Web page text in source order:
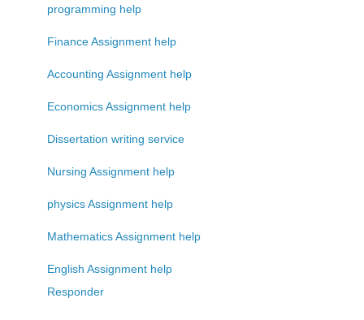
programming help
Finance Assignment help
Accounting Assignment help
Economics Assignment help
Dissertation writing service
Nursing Assignment help
physics Assignment help
Mathematics Assignment help
English Assignment help
Responder